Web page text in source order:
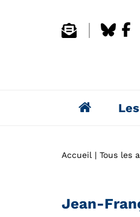
Accueil Tous les
Jean-